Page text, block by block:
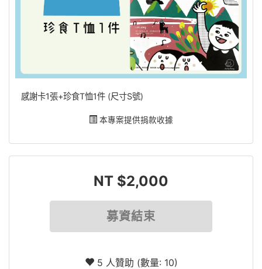
感謝卡1張+珍食T恤1件 (尺寸S號)
本專案提供捐款收據
NT $2,000
募資結束
5 人贊助 (數量: 10)